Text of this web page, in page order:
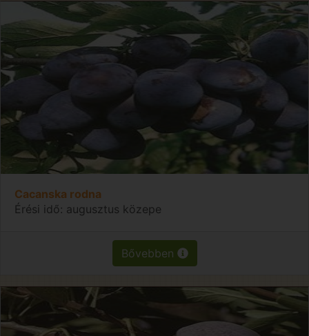
Cacanska rodna
Érési idő: augusztus közepe
Bővebben